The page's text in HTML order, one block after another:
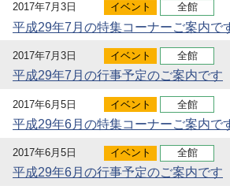
2017年7月3日 イベント 全館
平成29年7月の特集コーナーご案内で
2017年7月3日 イベント 全館
平成29年7月の行事予定のご案内です
2017年6月5日 イベント 全館
平成29年6月の特集コーナーご案内で
2017年6月5日 イベント 全館
平成29年6月の行事予定のご案内です